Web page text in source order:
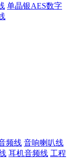
单晶银AES数字
频线 音响喇叭线
耳机音频线 工程